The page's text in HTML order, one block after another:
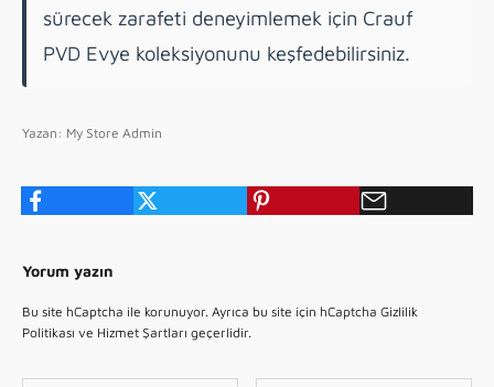
sürecek zarafeti deneyimlemek için Crauf
PVD Evye koleksiyonunu keşfedebilirsiniz.
Yazan: My Store Admin
Yorum yazın
Bu site hCaptcha ile korunuyor. Ayrıca bu site için hCaptcha Gizlilik
Politikası ve Hizmet Şartları geçerlidir.